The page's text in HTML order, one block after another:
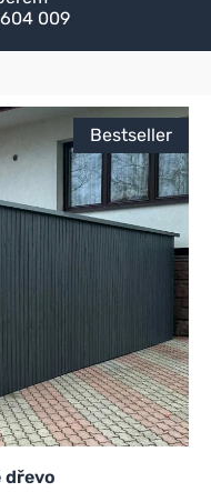
009
Bestseller
dřevo